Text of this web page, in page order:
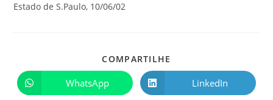
Estado de S.Paulo, 10/06/02
COMPARTILHE
WhatsApp LinkedIn